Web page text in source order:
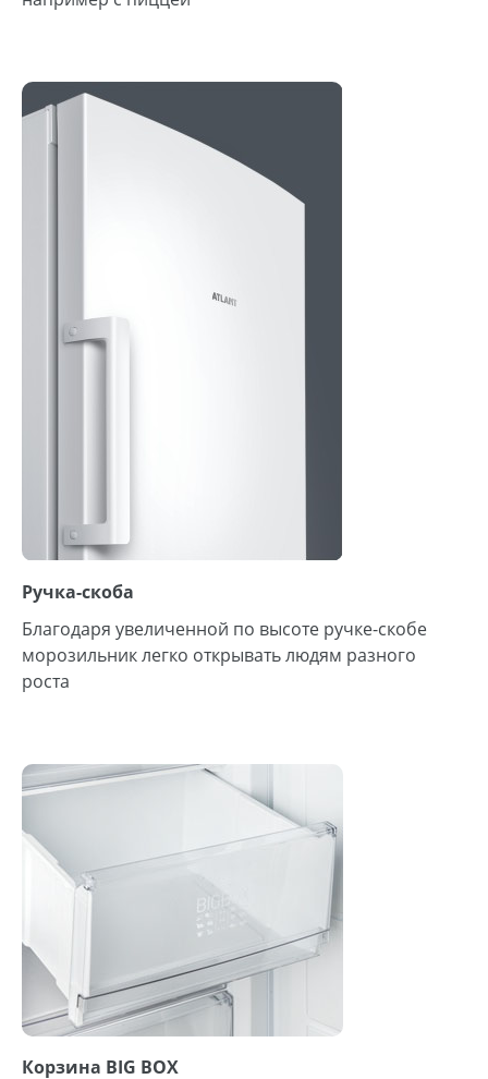
Ручка-скоба
Благодаря увеличенной по высоте ручке-скобе
морозильник легко открывать людям разного
роста
Корзина BIG BOX